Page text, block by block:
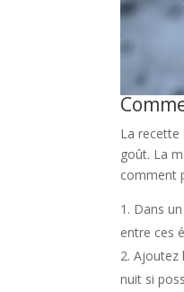
La recette
goût. La
comment
Dans
entre ces
Ajoutez
nuit si